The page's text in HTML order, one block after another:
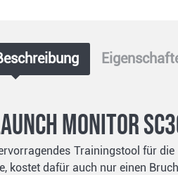
Monitor
Trainingstool für
kostet dafür auch nur einen